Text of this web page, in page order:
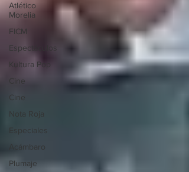
Atlético
Morelia
FICM
Espectáculos
Kultura Pop
Cine
Cine
Nota Roja
Especiales
Acámbaro
Plumaje